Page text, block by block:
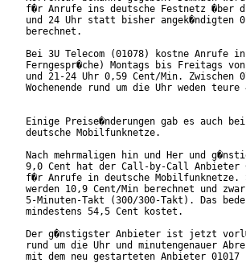
f�r Anrufe ins deutsche Festnetz �ber
und 24 Uhr statt bisher angek�ndigten
berechnet.
Bei 3U Telecom (01078) kostne Anrufe
Ferngespr�che) Montags bis Freitags
und 21-24 Uhr 0,59 Cent/Min. Zwischen
Wochenende rund um die Uhr weden
Einige Preise�nderungen gab es auch
deutsche Mobilfunknetze.
Nach mehrmaligen hin und Her und
9,0 Cent hat der Call-by-Call Anbieter
f�r Anrufe in deutsche Mobilfunknetze.
werden 10,9 Cent/Min berechnet und
5-Minuten-Takt (300/300-Takt). Das
mindestens 54,5 Cent kostet.
Der g�nstigster Anbieter ist jetzt
rund um die Uhr und minutengenauer
mit dem neu gestarteten Anbieter 01017